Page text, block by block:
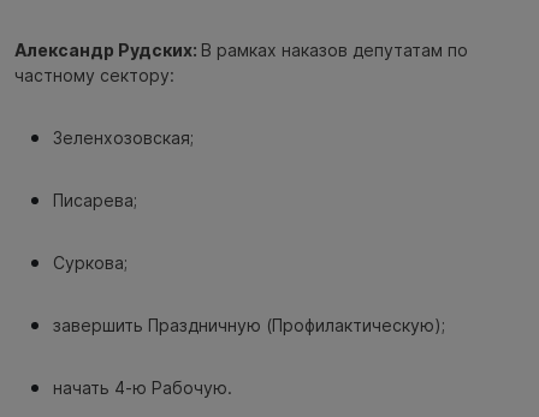
Александр Рудских: В рамках наказов депутатам по
частному сектору:
Зеленхозовская;
Писарева;
Суркова;
завершить Праздничную (Профилактическую);
начать 4-ю Рабочую.